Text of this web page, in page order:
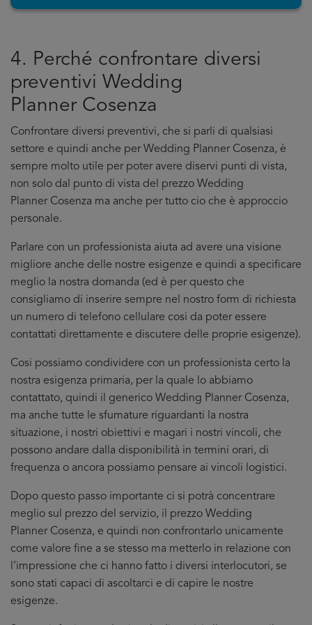
4. Perché confrontare diversi
preventivi Wedding
Planner Cosenza
Confrontare diversi preventivi, che si parli di qualsiasi
settore e quindi anche per Wedding Planner Cosenza, è
sempre molto utile per poter avere diservi punti di vista,
non solo dal punto di vista del prezzo Wedding
Planner Cosenza ma anche per tutto cio che è approccio
personale.
Parlare con un professionista aiuta ad avere una visione
migliore anche delle nostre esigenze e quindi a specificare
meglio la nostra domanda (ed è per questo che
consigliamo di inserire sempre nel nostro form di richiesta
un numero di telefono cellulare cosi da poter essere
contattati direttamente e discutere delle proprie esigenze).
Cosi possiamo condividere con un professionista certo la
nostra esigenza primaria, per la quale lo abbiamo
contattato, quindi il generico Wedding Planner Cosenza,
ma anche tutte le sfumature riguardanti la nostra
situazione, i nostri obiettivi e magari i nostri vincoli, che
possono andare dalla disponibilità in termini orari, di
frequenza o ancora possiamo pensare ai vincoli logistici.
Dopo questo passo importante ci si potrà concentrare
meglio sul prezzo del servizio, il prezzo Wedding
Planner Cosenza, e quindi non confrontarlo unicamente
come valore fine a se stesso ma metterlo in relazione con
l’impressione che ci hanno fatto i diversi interlocutori, se
sono stati capaci di ascoltarci e di capire le nostre
esigenze.